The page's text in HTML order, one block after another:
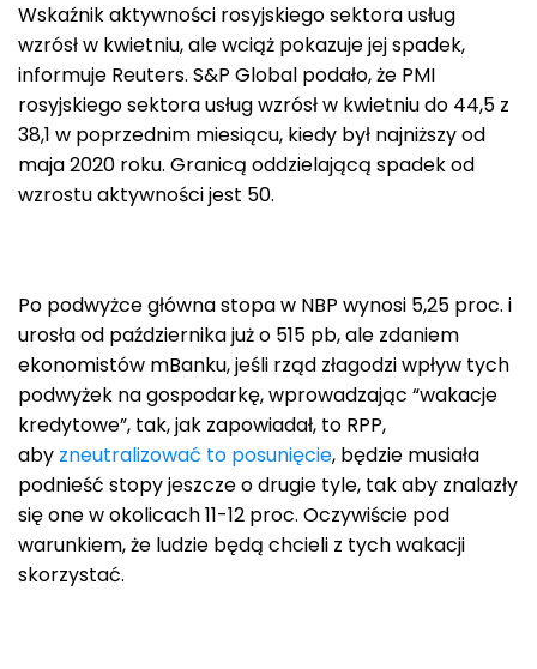
Wskaźnik aktywności rosyjskiego sektora usług
wzrósł w kwietniu, ale wciąż pokazuje jej spadek,
informuje Reuters. S&P Global podało, że PMI
rosyjskiego sektora usług wzrósł w kwietniu do 44,5 z
38,1 w poprzednim miesiącu, kiedy był najniższy od
maja 2020 roku. Granicą oddzielającą spadek od
wzrostu aktywności jest 50.
Po podwyżce główna stopa w NBP wynosi 5,25 proc. i
urosła od października już o 515 pb, ale zdaniem
ekonomistów mBanku, jeśli rząd złagodzi wpływ tych
podwyżek na gospodarkę, wprowadzając “wakacje
kredytowe”, tak, jak zapowiadał, to RPP,
aby zneutralizować to posunięcie, będzie musiała
podnieść stopy jeszcze o drugie tyle, tak aby znalazły
się one w okolicach 11-12 proc. Oczywiście pod
warunkiem, że ludzie będą chcieli z tych wakacji
skorzystać.